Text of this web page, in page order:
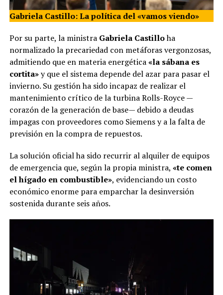
Gabriela Castillo: La política del «vamos viendo»
Por su parte, la ministra Gabriela Castilloha
normalizado la precariedad con metáforas vergonzosas,
admitiendo que en materia energética«la sábana es
cortita»y que el sistema depende del azar para pasar el
invierno. Su gestión ha sido incapaz de realizar el
mantenimiento crítico de la turbina Rolls-Royce —
corazón de la generación de base— debido a deudas
impagas con proveedores como Siemens y a la falta de
previsión en la compra de repuestos.
La solución oficial ha sido recurrir al alquiler de equipos
de emergencia que, según la propia ministra, «te comen
el hígado en combustible», evidenciando un costo
económico enorme para emparchar la desinversión
sostenida durante seis años.